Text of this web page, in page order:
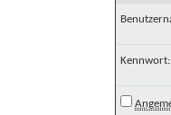
Kennwort: